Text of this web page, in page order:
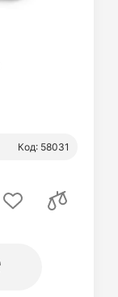
Код: 58031